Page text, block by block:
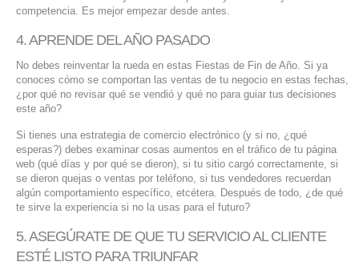
competencia. Es mejor empezar desde antes.
4. APRENDE DEL AÑO PASADO
No debes reinventar la rueda en estas Fiestas de Fin de Año. Si ya
conoces cómo se comportan las ventas de tu negocio en estas fechas,
¿por qué no revisar qué se vendió y qué no para guiar tus decisiones
este año?
Si tienes una estrategia de comercio electrónico (y si no, ¿qué
esperas?) debes examinar cosas aumentos en el tráfico de tu página
web (qué días y por qué se dieron), si tu sitio cargó correctamente, si
se dieron quejas o ventas por teléfono, si tus vendedores recuerdan
algún comportamiento específico, etcétera. Después de todo, ¿de qué
te sirve la experiencia si no la usas para el futuro?
5. ASEGÚRATE DE QUE TU SERVICIO AL CLIENTE
ESTÉ LISTO PARA TRIUNFAR